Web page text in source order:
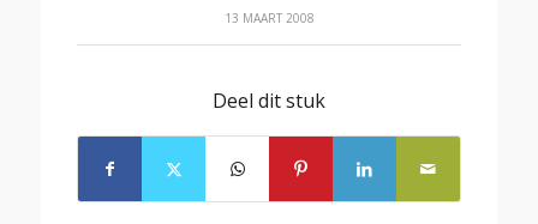
13 MAART 2008
Deel dit stuk